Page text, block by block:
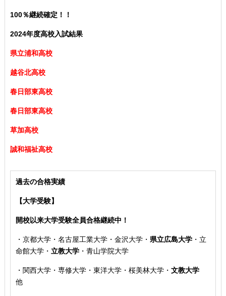
100％継続確定！！
2024年度高校入試結果
県立浦和高校
越谷北高校
春日部東高校
春日部東高校
草加高校
誠和福祉高校
過去の合格実績
【大学受験】
開校以来大学受験全員合格継続中！
・ 京都大学・名古屋工業大学・金沢大学・ 県立広島大学・ 立
命館大学・ 立教大学・青山学院大学
・ 関西大学・専修大学・東洋大学・桜美林大学・ 文教大学
他